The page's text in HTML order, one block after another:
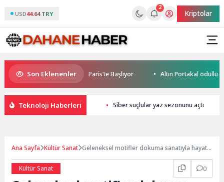
USD44.64 TRY
2
Kriptolar
Son Eklenenler
World Cup Heyecanı Paris’te Başlıyor Altın Portakal ödüllü
Teknoloji Haberleri Siber suçlular yaz sezonunu açtı
Ana Sayfa Kültür Sanat Geleneksel motifler dokuma sanatıyla hayat
Kültür Sanat
0